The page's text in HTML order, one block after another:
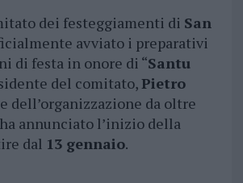
dei festeggiamenti di San
avviato i preparativi
di festa in onore di “Santu
del comitato,Pietro
dell’organizzazione da oltre
annunciato l’inizio della
dal 13 gennaio.